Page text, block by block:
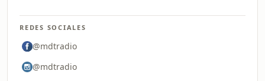
REDES SOCIALES
@mdtradio
@mdtradio